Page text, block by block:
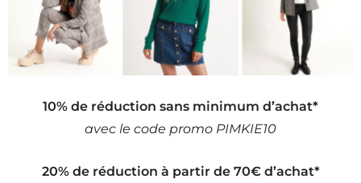
10% de réduction sans minimum d’achat*
avec le code promo PIMKIE10
20% de réduction à partir de 70€ d’achat*